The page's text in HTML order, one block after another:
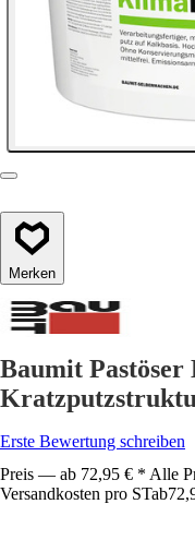
Merken
Baumit
Erste Bewertung schreiben
Preis — ab 72,95 € * Alle
Versandkosten pro STab